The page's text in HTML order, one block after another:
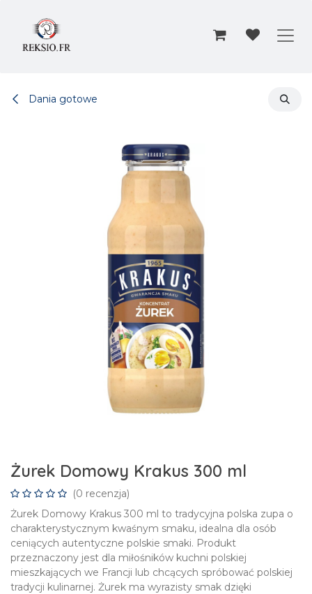
Dania gotowe
Żurek Domowy Krakus 300 ml
(0 recenzja)
Żurek Domowy Krakus 300 ml to tradycyjna polska zupa o
charakterystycznym kwaśnym smaku, idealna dla osób
ceniących autentyczne polskie smaki. Produkt
przeznaczony jest dla miłośników kuchni polskiej
mieszkających we Francji lub chcących spróbować polskiej
tradycji kulinarnej. Żurek ma wyrazisty smak dzięki